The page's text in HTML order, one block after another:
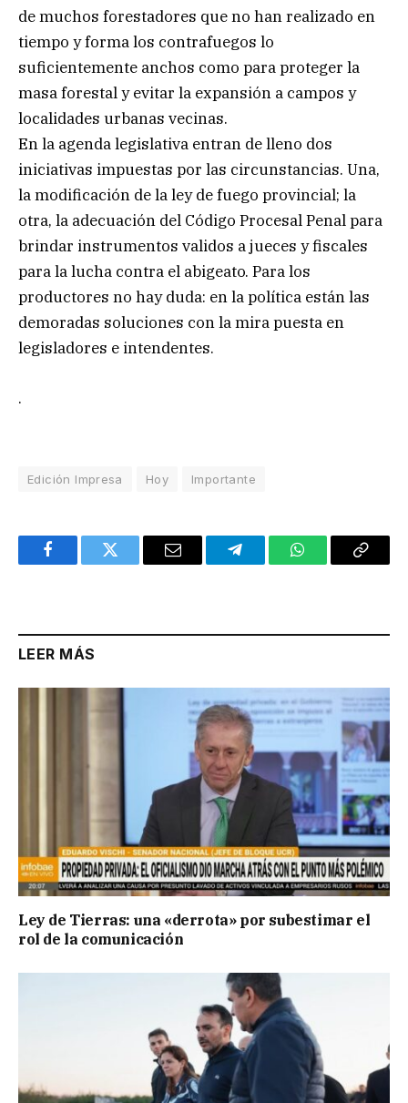
de muchos forestadores que no han realizado en
tiempo y forma los contrafuegos lo
suficientemente anchos como para proteger la
masa forestal y evitar la expansión a campos y
localidades urbanas vecinas.
En la agenda legislativa entran de lleno dos
iniciativas impuestas por las circunstancias. Una,
la modificación de la ley de fuego provincial; la
otra, la adecuación del Código Procesal Penal para
brindar instrumentos validos a jueces y fiscales
para la lucha contra el abigeato. Para los
productores no hay duda: en la política están las
demoradas soluciones con la mira puesta en
legisladores e intendentes.
.
Edición Impresa Hoy Importante
FacebookTwitter Email TelegramWhatsAppCopy
LEER MÁS
Ley de Tierras: una «derrota» por subestimar el
rol de la comunicación